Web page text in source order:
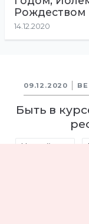
Рождеством
14.12.2020
09.12.2020
Быть в
Новый год